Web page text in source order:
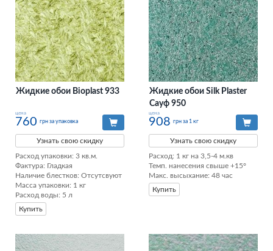
Жидкие обои Bioplast 933
цена
760 грн за упаковка
Узнать свою скидку
Расход упаковки: 3 кв.м.
Фактура: Гладкая
Наличие блестков: Отсутсвуют
Масса упаковки: 1 кг
Расход воды: 5 л
Купить
Жидкие обои Silk Plaster
Сауф 950
цена
908 грн за 1 кг
Узнать свою скидку
Расход: 1 кг на 3,5-4 м.кв
Темп. нанесения свыше +15°
Макс. высыхание: 48 час
Купить